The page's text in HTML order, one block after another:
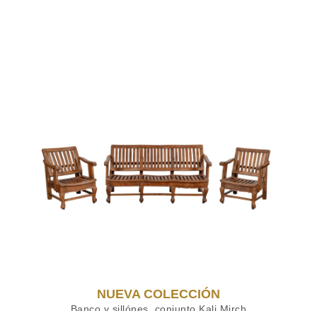
NUEVA COLECCIÓN
Banco y sillónes, conjunto Kali Mirch